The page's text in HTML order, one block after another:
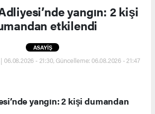
yangın: 2 kişi
etkilendi
ASAYİŞ
06.08.2026 - 21:30, Güncelleme: 06.08.2026 - 21:47
yangın: 2 kişi dumandan